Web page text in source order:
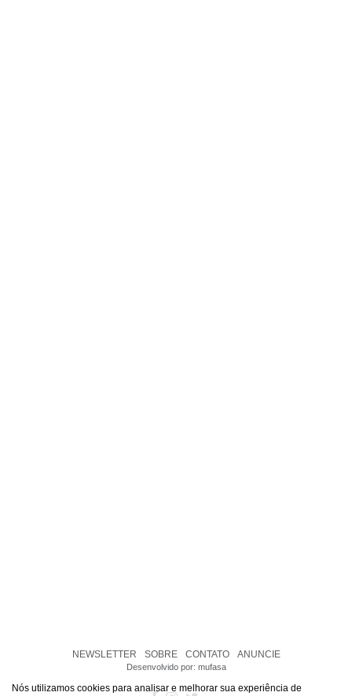
NEWSLETTER SOBRE CONTATO ANUNCIE
Desenvolvido por: mufasa
Nós utilizamos cookies para analisar e melhorar sua experiência de